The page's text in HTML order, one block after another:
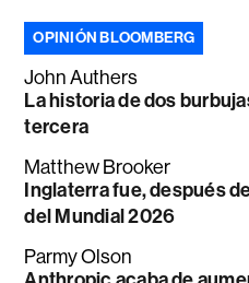
OPINIÓN BLOOMBERG
John Authers
La historia de dos
tercera
Matthew Brooker
Inglaterra fue, después
del Mundial 2026
Parmy Olson